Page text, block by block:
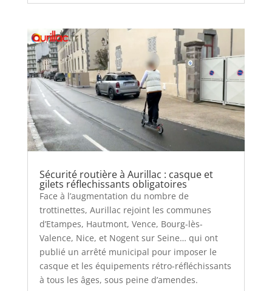
Sécurité routière à Aurillac : casque et
gilets réflechissants obligatoires
Face à l’augmentation du nombre de
trottinettes, Aurillac rejoint les communes
d’Etampes, Hautmont, Vence, Bourg-lès-
Valence, Nice, et Nogent sur Seine… qui ont
publié un arrêté municipal pour imposer le
casque et les équipements rétro-réfléchissants
à tous les âges, sous peine d’amendes.